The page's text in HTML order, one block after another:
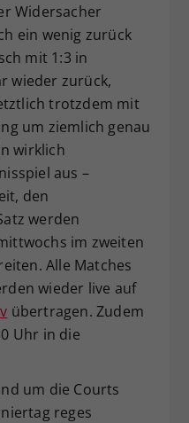
Widersacher
ein wenig zurück
mit 1:3 in
wieder zurück,
trotzdem mit
um ziemlich genau
wirklich
aus –
den
werden
im zweiten
Alle Matches
wieder live auf
übertragen. Zudem
Uhr in die
um die Courts
reges